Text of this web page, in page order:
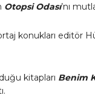
Otopsi Odası’nı
konukları editör
kitapları Benim